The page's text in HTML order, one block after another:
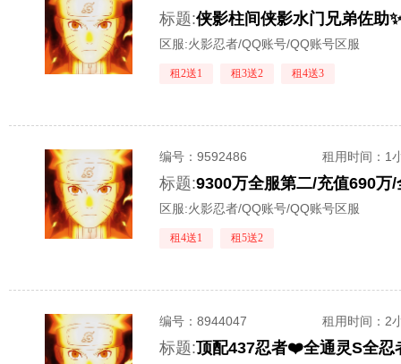
标题:
区服:火影忍者/QQ账号/QQ账号区服
租2送1 租3送2 租4送3
编号：9592486 租用时间 ：1
标题:9300万全服第二/充值690万
区服:火影忍者/QQ账号/QQ账号区服
租4送1 租5送2
编号：8944047 租用时间 ：2
标题: